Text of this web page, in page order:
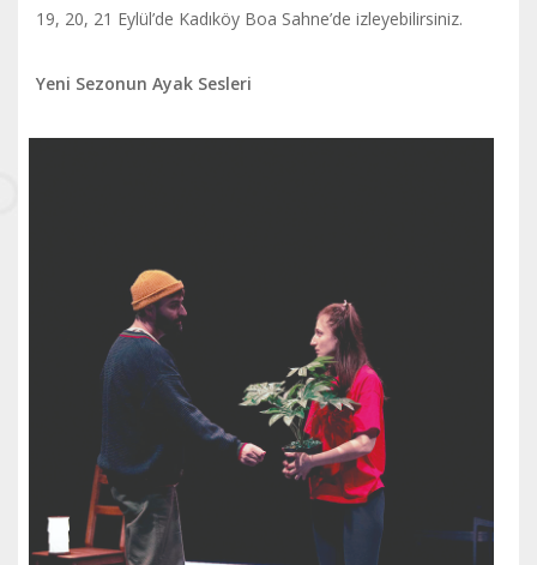
19, 20, 21 Eylül’de Kadıköy Boa Sahne’de izleyebilirsiniz.
Yeni Sezonun Ayak Sesleri